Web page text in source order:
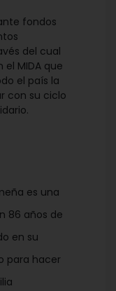
fondos
del cual
MIDA que
el país la
con su ciclo
es una
86 años de
en su
para hacer